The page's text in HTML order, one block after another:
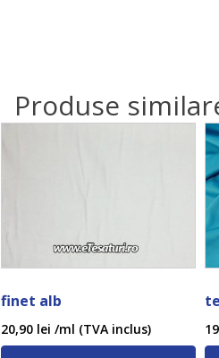
Produse
finet alb
20,90 lei /ml (TVA inclus)